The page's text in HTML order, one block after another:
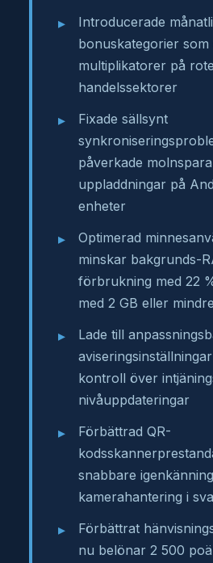
Introducerade
bonuskategorier
multiplikatorer på
handelssektorer
Fixade sällsynt
påverkade
uppladdningar på
enheter
Optimerad
minskar bakgrunds-
förbrukning med 22
med 2 GB eller mindre
Lade till
kontroll över
nivåuppdateringar
Förbättrad QR-
snabbare
kamerahantering i
Förbättrat
nu belönar 2 500